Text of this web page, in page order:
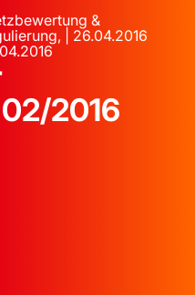
&
| 26.04.2016
2016